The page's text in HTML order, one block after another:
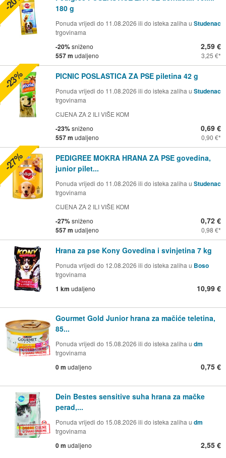
180 g
Ponuda vrijedi do 11.08.2026 ili do isteka zaliha u Studenac
trgovinama
-20%sniženo
557 m udaljeno
2,59 €
3,25 €
PICNIC POSLASTICA ZA PSE piletina 42 g
Ponuda vrijedi do 11.08.2026 ili do isteka zaliha u Studenac
trgovinama
CIJENA ZA 2 ILI VIŠE KOM
-23%sniženo
557 m udaljeno
0,69 €
0,90 €
-23%
PEDIGREE MOKRA HRANA ZA PSE govedina,
junior pilet...
Ponuda vrijedi do 11.08.2026 ili do isteka zaliha u Studenac
trgovinama
CIJENA ZA 2 ILI VIŠE KOM
-27%sniženo
557 m udaljeno
0,72 €
0,98 €
-27%
Hrana za pse Kony Govedina i svinjetina 7 kg
Ponuda vrijedi do 12.08.2026 ili do isteka zaliha u Boso
trgovinama
1 km udaljeno 10,99 €
Gourmet Gold Junior hrana za mačiće teletina,
85...
Ponuda vrijedi do 15.08.2026 ili do isteka zaliha u dm
trgovinama
0 m udaljeno 0,75 €
Dein Bestes sensitive suha hrana za mačke
perad,...
Ponuda vrijedi do 15.08.2026 ili do isteka zaliha u dm
trgovinama
0 m udaljeno 2,55 €